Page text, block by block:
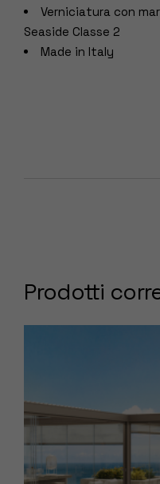
Verniciatura con
Seaside Classe 2
Made in Italy
Prodotti